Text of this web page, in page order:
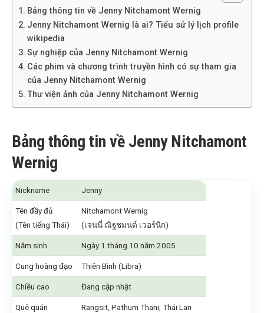
Bảng thông tin về Jenny Nitchamont Wernig
Jenny Nitchamont Wernig là ai? Tiểu sử lý lịch profile
wikipedia
Sự nghiệp của Jenny Nitchamont Wernig
Các phim và chương trình truyền hình có sự tham gia
của Jenny Nitchamont Wernig
Thư viện ảnh của Jenny Nitchamont Wernig
Bảng thông tin về Jenny Nitchamont
Wernig
Nickname Jenny
Tên đầy đủ
(Tên tiếng Thái)
Nitchamont Wernig
(เจนนี่ ณิฐชมนต์ เวอร์นิก)
Năm sinh Ngày 1 tháng 10 năm 2005
Cung hoàng đạo Thiên Bình (Libra)
Chiều cao Đang cập nhật
Quê quán Rangsit, Pathum Thani, Thái Lan